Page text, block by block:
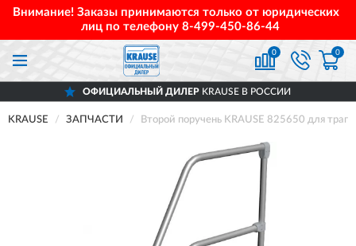
Внимание! Заказы принимаются только от юридических
лиц по телефону 8-499-450-86-44
0 0
ОФИЦИАЛЬНЫЙ ДИЛЕРKRAUSE В РОССИИ
KRAUSE ЗАПЧАСТИ Второй поручень KRAUSE 825650 для